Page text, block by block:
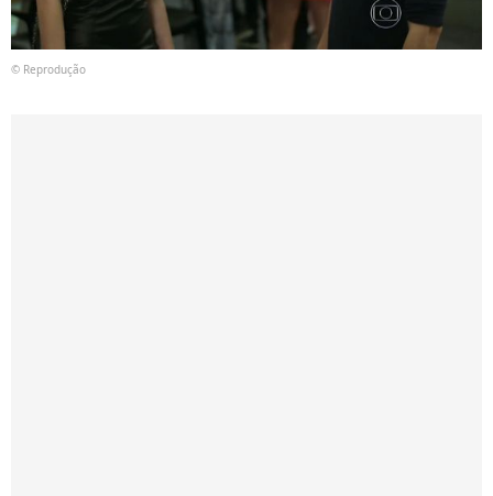
© Reprodução